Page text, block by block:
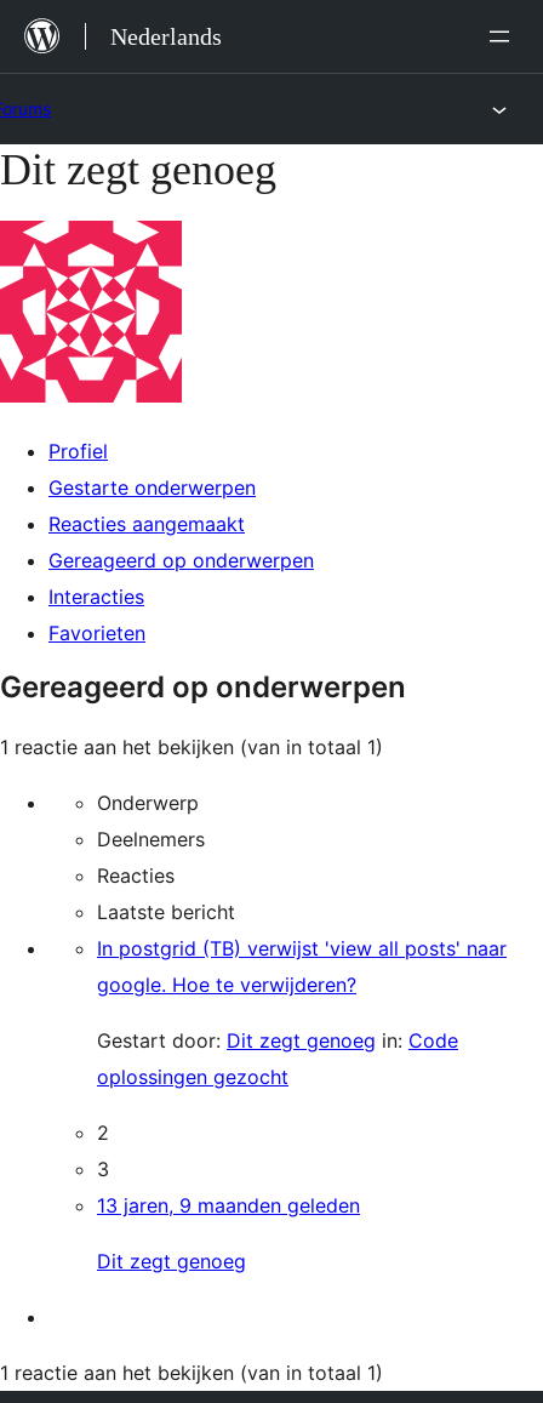
naar
Nederlands
Ga
inhoud
Dit zegt genoeg
Profiel
Gestarte onderwerpen
Reacties aangemaakt
Gereageerd op onderwerpen
Interacties
Favorieten
Gereageerd op onderwerpen
1 reactie aan het bekijken (van in totaal 1)
Onderwerp
Deelnemers
Reacties
Laatste bericht
In postgrid (TB) verwijst 'view all posts' naar
google. Hoe te verwijderen?
Gestart door: Dit zegt genoeg in: Code
oplossingen gezocht
2
3
13 jaren, 9 maanden geleden
Dit zegt genoeg
1 reactie aan het bekijken (van in totaal 1)